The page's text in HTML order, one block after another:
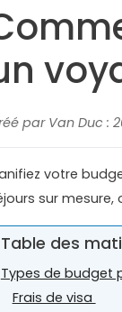
par Van Duc :
votre
sur
Table des
Types de budget
Frais de visa